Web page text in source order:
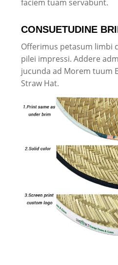
faciem tuam servabunt.
CONSUETUDINE
Offerimus petasum limbi
pilei impressi. Addere
jucunda ad Morem tuum
Straw Hat.